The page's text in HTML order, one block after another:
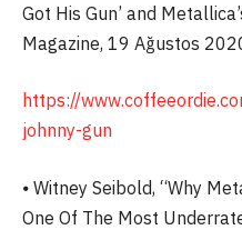
Got His Gun’ and
Magazine, 19 Ağustos
https://
johnny-gun
⦁ Witney Seibold, “Why
One Of The Most